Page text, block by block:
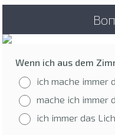
Wenn ich aus dem
ich mache immer
mache ich immer
ich immer das